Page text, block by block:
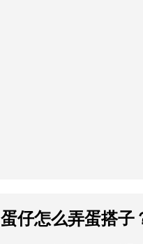
蛋仔怎么弄蛋搭子